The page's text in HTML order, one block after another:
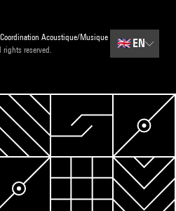
Acoustique/Musique
reserved.
🇬🇧 EN